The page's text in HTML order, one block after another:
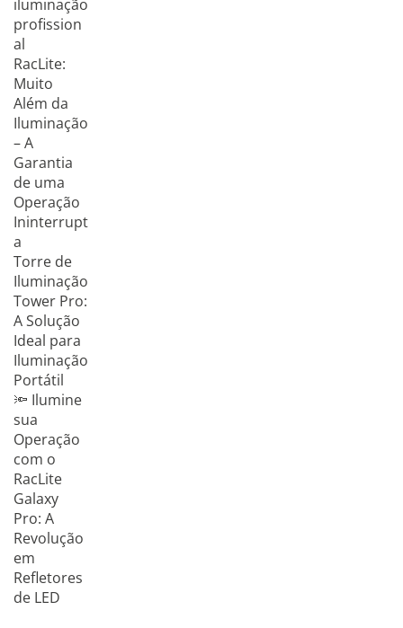
iluminação
profission
al
RacLite:
Muito
Além da
Iluminação
– A
Garantia
de uma
Operação
Ininterrupt
a
Torre de
Iluminação
Tower Pro:
A Solução
Ideal para
Iluminação
Portátil
🔦 Ilumine
sua
Operação
com o
RacLite
Galaxy
Pro: A
Revolução
em
Refletores
de LED